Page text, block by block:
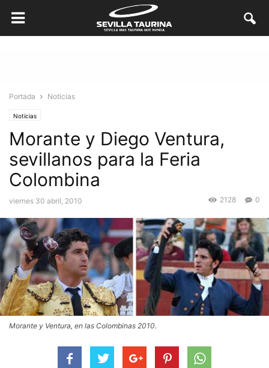
Portada Noticias
Noticias
Morante y Diego Ventura,
sevillanos para la Feria
Colombina
viernes 30 abril, 2010 0
2128
Morante y Ventura, en las Colombinas 2010.